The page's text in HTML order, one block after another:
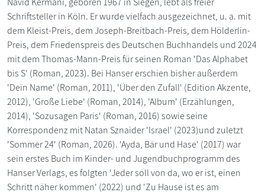
Schriftsteller in Köln. Er wurde vielfach ausgezeichnet, u. a. mit
dem Kleist-Preis, dem Joseph-Breitbach-Preis, dem Hölderlin-
Preis, dem Friedenspreis des Deutschen Buchhandels und 2024
mit dem Thomas-Mann-Preis für seinen Roman 'Das Alphabet
bis S' (Roman, 2023). Bei Hanser erschien bisher außerdem
'Dein Name' (Roman, 2011), 'Über den Zufall' (Edition Akzente,
2012), 'Große Liebe' (Roman, 2014), 'Album' (Erzählungen,
2014), 'Sozusagen Paris' (Roman, 2016) sowie seine
Korrespondenz mit Natan Sznaider 'Israel' (2023)und zuletzt
'Sommer 24' (Roman, 2026). 'Ayda, Bär und Hase' (2017) war
sein erstes Buch im Kinder- und Jugendbuchprogramm des
Hanser Verlags, es folgten 'Jeder soll von da, wo er ist, einen
Schritt näher kommen' (2022) und 'Zu Hause ist es am